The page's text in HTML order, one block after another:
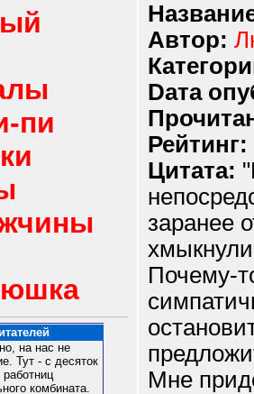
пи
на нас не
Тут - с десяток
комбината.
Автор:
Dата
Рейтинг:
Цитата:
заранее
Почему-
Мне